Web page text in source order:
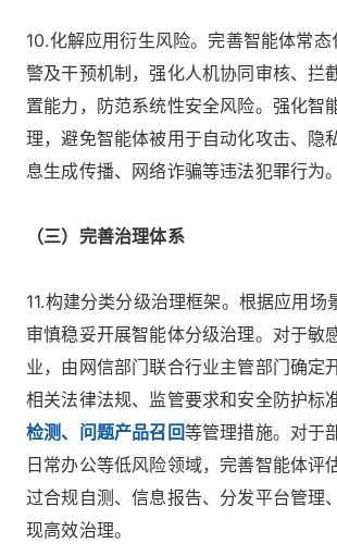
10.化解应用衍生风险。完善智能体常
警及干预机制，强化人机协同审核、拦
置能力，防范系统性安全风险。强化智
理，避免智能体被用于自动化攻击、隐
息生成传播、网络诈骗等违法犯罪行为。
（三）完善治理体系
11.构建分类分级治理框架。根据应用场
审慎稳妥开展智能体分级治理。对于敏
业，由网信部门联合行业主管部门确定
相关法律法规、监管要求和安全防护标
检测、问题产品召回等管理措施。对于
日常办公等低风险领域，完善智能体评
过合规自测、信息报告、分发平台管理
现高效治理。